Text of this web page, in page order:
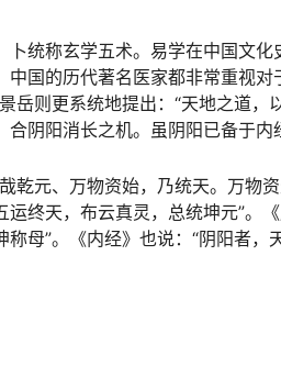
卜统称玄学五术。易学在中国文
中国的历代著名医家都非常重视
岳则更系统地提出：“天地之道
合阴阳消长之机。虽阴阳已备于内
哉乾元、万物资始，乃统天。万物
运终天，布云真灵，总统坤元”。
称母”。《内经》也说：“阴阳者